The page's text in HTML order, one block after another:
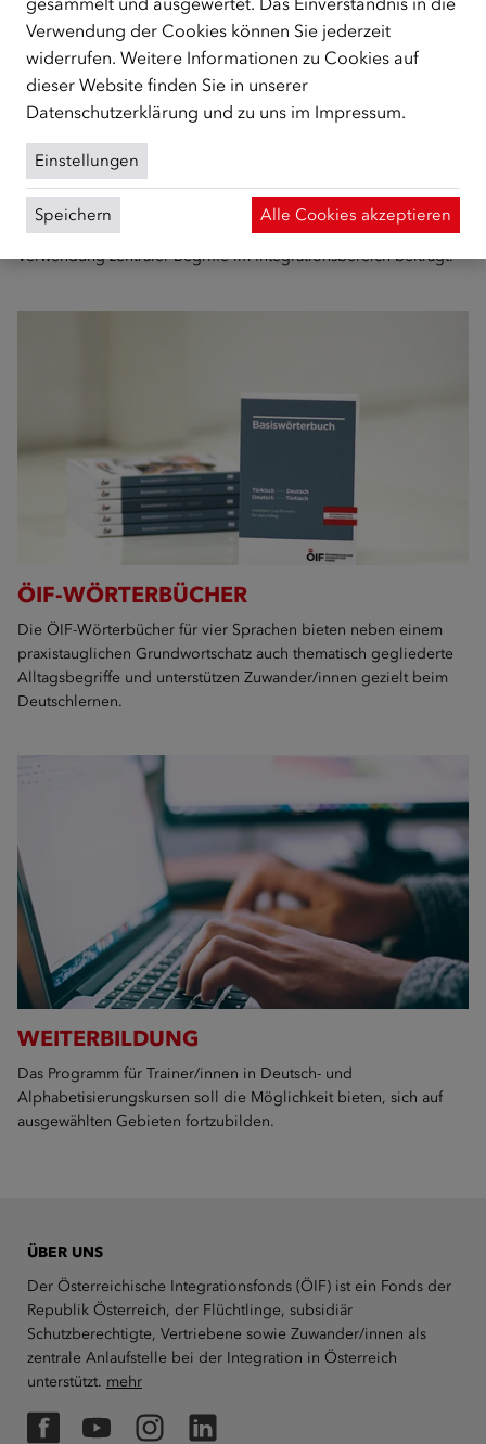
INTEGRATIONSGLOSSAR
Das neue Integrationsglossar des ÖIF stellt Lehrenden eine
einheitliche Terminologie zur Verfügung, die zur sicheren
Verwendung zentraler Begriffe im Integrationsbereich beiträgt.
ÖIF-WÖRTERBÜCHER
Die ÖIF-Wörterbücher für vier Sprachen bieten neben einem
praxistauglichen Grundwortschatz auch thematisch gegliederte
Alltagsbegriffe und unterstützen Zuwander/innen gezielt beim
Deutschlernen.
WEITERBILDUNG
Das Programm für Trainer/innen in Deutsch- und
Alphabetisierungskursen soll die Möglichkeit bieten, sich auf
ausgewählten Gebieten fortzubilden.
ÜBER UNS
Der Österreichische Integrationsfonds (ÖIF) ist ein Fonds der
Republik Österreich, der Flüchtlinge, subsidiär
Schutzberechtigte, Vertriebene sowie Zuwander/innen als
zentrale Anlaufstelle bei der Integration in Österreich
unterstützt. mehr
FacebookYouTubeInstagramLinkedIn
Verwendung der Cookies können Sie jederzeit
widerrufen. Weitere Informationen zu Cookies auf
dieser Website finden Sie in unserer
Datenschutzerklärung und zu uns im Impressum.
Einstellungen
Speichern Alle Cookies akzeptieren